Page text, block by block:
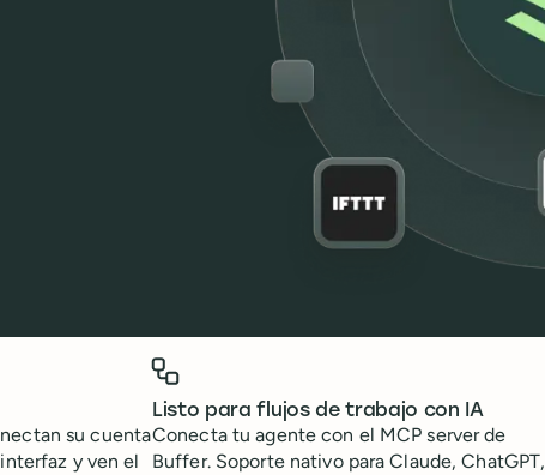
su cuenta
y ven el
Listo para flujos de trabajo con IA
Conecta tu agente con el MCP server de
Buffer. Soporte nativo para Claude, ChatGPT,